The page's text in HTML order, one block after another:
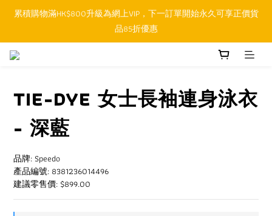
順豐香港SFHK APP取件通知功能將取代SMS短訊
累積購物滿HK$800升級為網上VIP，下一訂單開始永久可享正價貨
品85折優惠
順豐香港SFHK APP取件通知功能將取代SMS短訊
TIE-DYE 女士長袖連身泳衣
- 深藍
品牌: Speedo
產品編號: 8381236014496
建議零售價: $899.00